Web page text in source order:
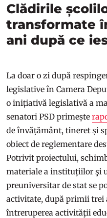
Clădirile
transformate
ani după ce
La doar o zi după
legislative în Camera
o inițiativă legislativă a
senatori PSD primește
de învățământ, tineret și
obiect de reglementare
Potrivit proiectului,
materiale a instituţiilor şi
preuniversitar de stat se
activitate, după primii trei
întreruperea activităţii